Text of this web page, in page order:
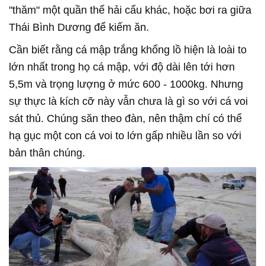
"thăm" một quần thể hải cẩu khác, hoặc bơi ra giữa
Thái Bình Dương để kiếm ăn.
Cần biết rằng cá mập trắng khổng lồ hiện là loài to
lớn nhất trong họ cá mập, với độ dài lên tới hơn
5,5m và trọng lượng ở mức 600 - 1000kg. Nhưng
sự thực là kích cỡ này vẫn chưa là gì so với cá voi
sát thủ. Chúng săn theo đàn, nên thậm chí có thể
hạ gục một con cá voi to lớn gấp nhiều lần so với
bản thân chúng.